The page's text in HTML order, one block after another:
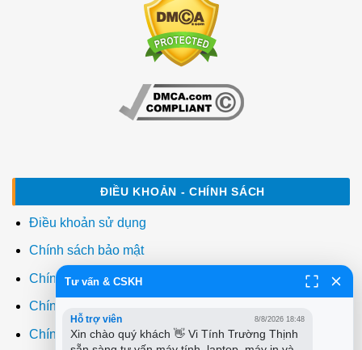
ĐIỀU KHOẢN - CHÍNH SÁCH
Điều khoản sử dụng
Chính sách bảo mật
Chính sách thanh toán
Chính sách giao hàng
Chính sách đổi trả
Tư vấn & CSKH
Hỗ trợ viên 8/8/2026 18:48
Xin chào quý khách 👋 Vi Tính Trường Thịnh